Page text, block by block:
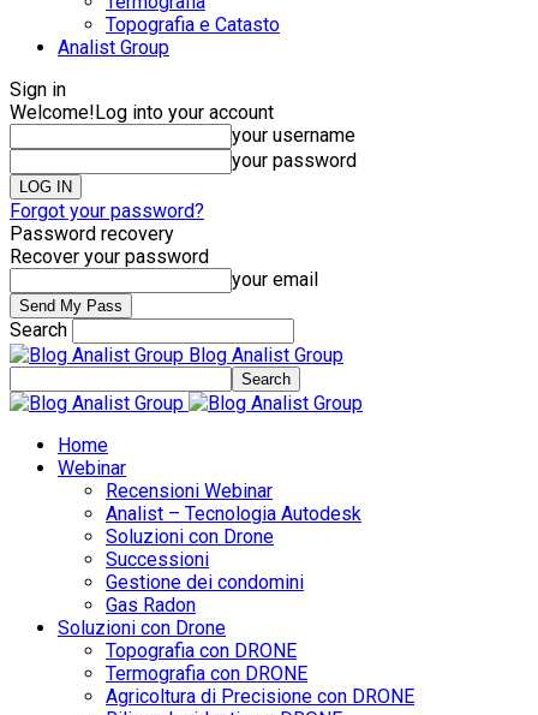
Topografia e Catasto
Analist Group
Sign in
Welcome!Log into your account
your username
your password
Forgot your password?
Password recovery
Recover your password
your email
Search
Blog Analist Group
Home
Webinar
Recensioni Webinar
Analist – Tecnologia Autodesk
Soluzioni con Drone
Successioni
Gestione dei condomini
Gas Radon
Soluzioni con Drone
Topografia con DRONE
Termografia con DRONE
Agricoltura di Precisione con DRONE